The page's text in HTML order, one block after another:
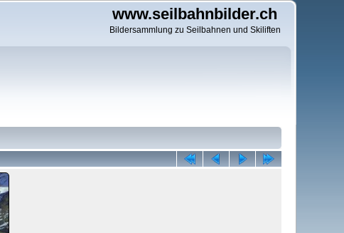
www.seilbahnbilder.ch
Bildersammlung zu Seilbahnen und Skiliften